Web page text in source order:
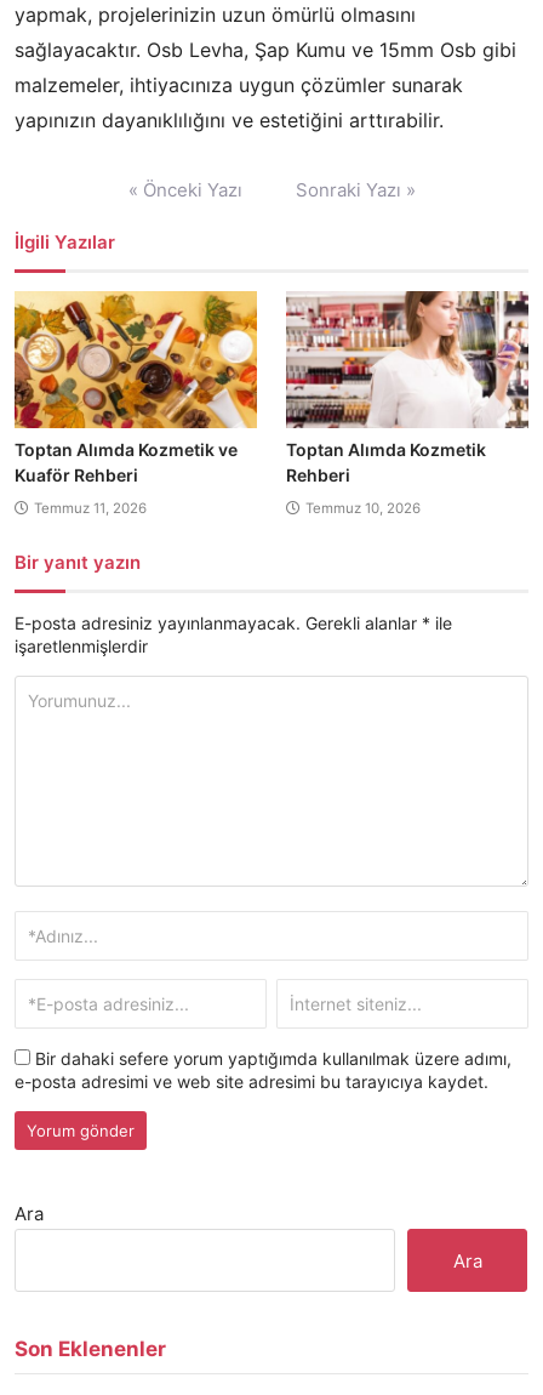
yapmak, projelerinizin uzun ömürlü olmasını
sağlayacaktır. Osb Levha, Şap Kumu ve 15mm Osb gibi
malzemeler, ihtiyacınıza uygun çözümler sunarak
yapınızın dayanıklılığını ve estetiğini arttırabilir.
« Önceki Yazı Sonraki Yazı »
İlgili Yazılar
Toptan Alımda Kozmetik ve
Kuaför Rehberi
Temmuz 11, 2026
Toptan Alımda Kozmetik
Rehberi
Temmuz 10, 2026
Bir yanıt yazın
E-posta adresiniz yayınlanmayacak. Gerekli alanlar * ile
işaretlenmişlerdir
Bir dahaki sefere yorum yaptığımda kullanılmak üzere adımı,
e-posta adresimi ve web site adresimi bu tarayıcıya kaydet.
Ara
Ara
Son Eklenenler